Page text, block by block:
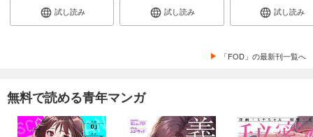
会社をやめて馬主やります！ ― アキコノユメヲ ― 34
カート
あらすじを表示する
会社をやめて馬主やります！ ― アキコノユメヲ ― 35
試し読み 試し読み 試し読み
「FOD」の最新刊一覧へ
無料で読める青年マンガ